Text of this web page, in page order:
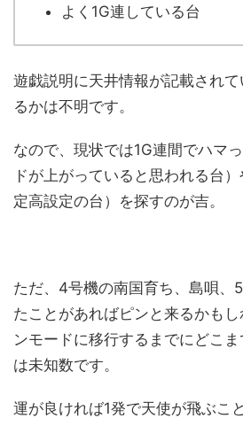
よく1G連している台
遊戯説明に天井情報が記載され
るかは不明です。
なので、現状では1G連間でハマ
ドが上がっていると思われる台
定高設定の台）を探すのが吉。
ただ、4号機の南国育ち、島唄、
たことがあればピンと来るかも
ンモードに移行するまでにどこ
は未知数です。
運が良ければ1発で天使が飛ぶこ